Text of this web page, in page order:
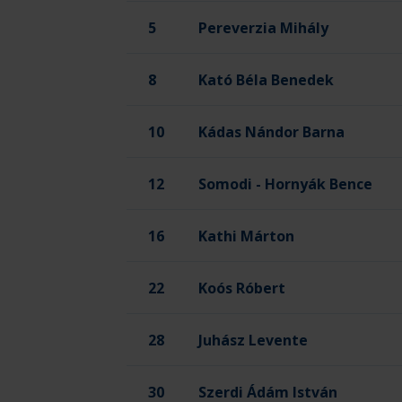
5 Pereverzia Mihály
8 Kató Béla Benedek
10 Kádas Nándor Barna
12 Somodi - Hornyák Bence
16 Kathi Márton
22 Koós Róbert
28 Juhász Levente
30 Szerdi Ádám István